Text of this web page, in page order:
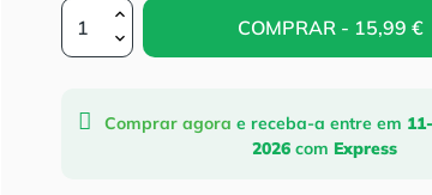
COMPRAR - 15,99 €
Comprar agorae receba-aentre em
2026 com Express